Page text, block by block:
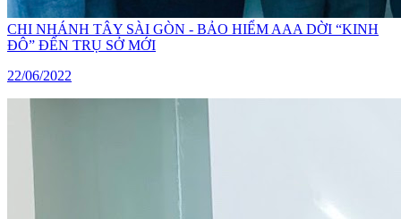
CHI NHÁNH TÂY SÀI GÒN - BẢO HIỂM AAA DỜI “KINH
ĐÔ” ĐẾN TRỤ SỞ MỚI
22/06/2022